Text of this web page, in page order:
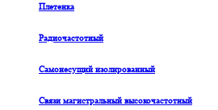
Плетенка
Радиочастотный
Самонесущий изолированный
Связи магистральный высокочастотный